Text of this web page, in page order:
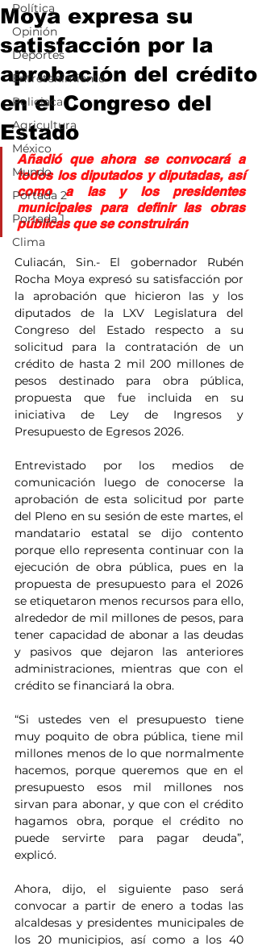
Política
Opinión
Deportes
Entretenimiento
Policiaca
Agricultura
México
Mundo
Portada 2
Portada 1
Clima
Moya expresa su
satisfacción por la
aprobación del crédito
en el Congreso del
Estado
Añadió que ahora se convocará a
todos los diputados y diputadas, así
como a las y los presidentes
municipales para definir las obras
públicas que se construirán
Culiacán, Sin.- El gobernador Rubén
Rocha Moya expresó su satisfacción por
la aprobación que hicieron las y los
diputados de la LXV Legislatura del
Congreso del Estado respecto a su
solicitud para la contratación de un
crédito de hasta 2 mil 200 millones de
pesos destinado para obra pública,
propuesta que fue incluida en su
iniciativa de Ley de Ingresos y
Presupuesto de Egresos 2026.
Entrevistado por los medios de
comunicación luego de conocerse la
aprobación de esta solicitud por parte
del Pleno en su sesión de este martes, el
mandatario estatal se dijo contento
porque ello representa continuar con la
ejecución de obra pública, pues en la
propuesta de presupuesto para el 2026
se etiquetaron menos recursos para ello,
alrededor de mil millones de pesos, para
tener capacidad de abonar a las deudas
y pasivos que dejaron las anteriores
administraciones, mientras que con el
crédito se financiará la obra.
“Si ustedes ven el presupuesto tiene
muy poquito de obra pública, tiene mil
millones menos de lo que normalmente
hacemos, porque queremos que en el
presupuesto esos mil millones nos
sirvan para abonar, y que con el crédito
hagamos obra, porque el crédito no
puede servirte para pagar deuda”,
explicó.
Ahora, dijo, el siguiente paso será
convocar a partir de enero a todas las
alcaldesas y presidentes municipales de
los 20 municipios, así como a los 40